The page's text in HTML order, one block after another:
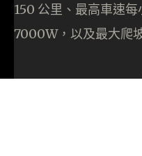
150 公里、最高車速
7000W，以及最大爬